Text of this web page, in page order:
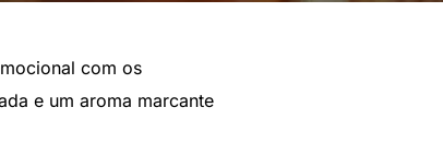
com os
e um aroma marcante